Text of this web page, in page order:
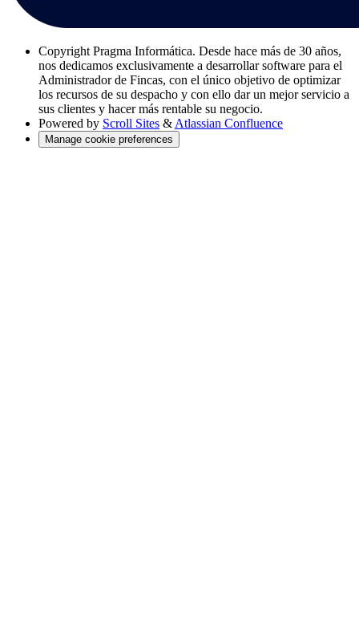
Copyright Pragma Informática. Desde hace más de 30 años,
nos dedicamos exclusivamente a desarrollar software para el
Administrador de Fincas, con el único objetivo de optimizar
los recursos de su despacho y con ello dar un mejor servicio a
sus clientes y hacer más rentable su negocio.
Powered by Scroll Sites & Atlassian Confluence
Manage cookie preferences